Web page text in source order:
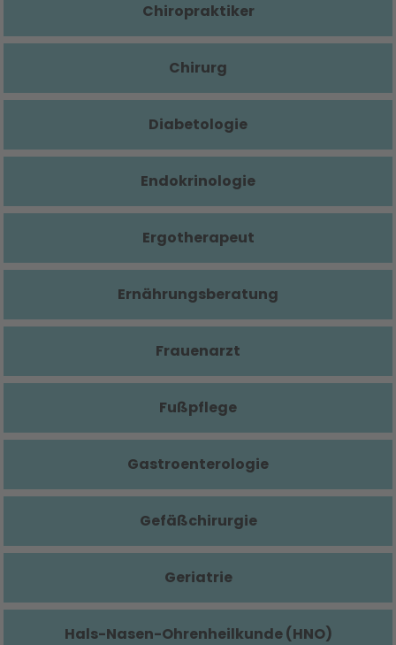
Chiropraktiker
Chirurg
Diabetologie
Endokrinologie
Ergotherapeut
Ernährungsberatung
Frauenarzt
Fußpflege
Gastroenterologie
Gefäßchirurgie
Geriatrie
Hals-Nasen-Ohrenheilkunde (HNO)